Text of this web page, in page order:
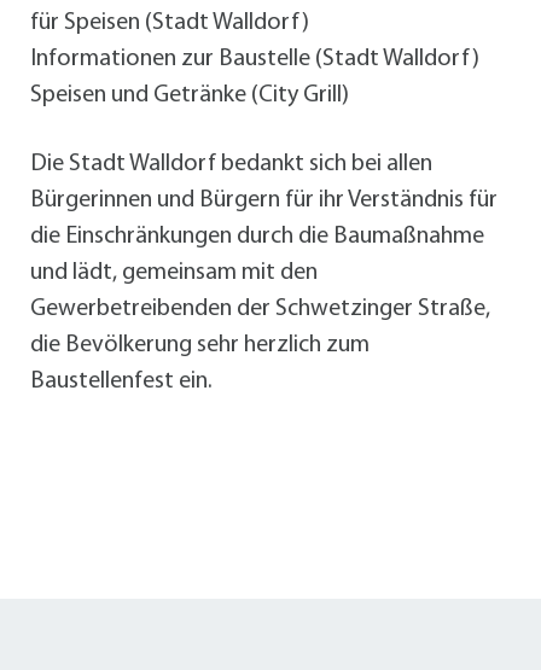
für Speisen (Stadt Walldorf)
Informationen zur Baustelle (Stadt Walldorf)
Speisen und Getränke (City Grill)
Die Stadt Walldorf bedankt sich bei allen
Bürgerinnen und Bürgern für ihr Verständnis für
die Einschränkungen durch die Baumaßnahme
und lädt, gemeinsam mit den
Gewerbetreibenden der Schwetzinger Straße,
die Bevölkerung sehr herzlich zum
Baustellenfest ein.